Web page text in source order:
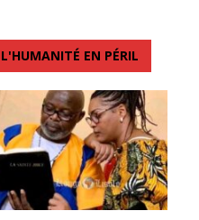
L'HUMANITÉ EN PÉRIL